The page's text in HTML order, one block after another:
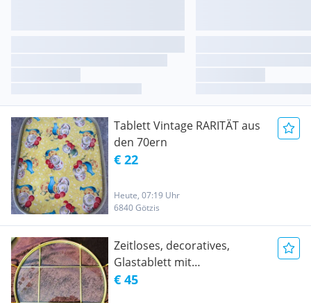
Tablett Vintage RARITÄT aus
den 70ern
€ 22
Heute, 07:19 Uhr
6840 Götzis
Zeitloses, decoratives,
Glastablett mit
Messingumrandung/
€ 45